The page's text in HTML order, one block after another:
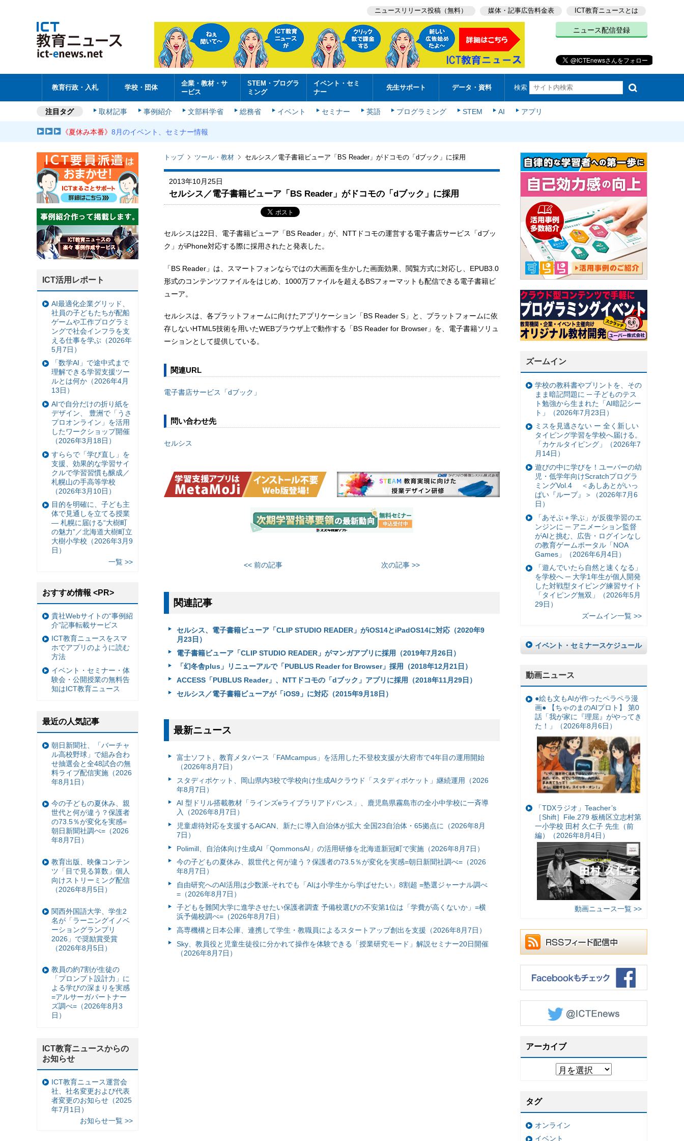
ニュースリリース投稿（無料） 媒体・記事広告料金表 ICT教育ニュースとは
ニュース配信登録
教育行政・入札 学校・団体
企業・教材・サ
ービス
STEM・プログラ
ミング
イベント・セミ
ナー
先生サポート データ・資料 検索
注目タグ 取材記事 事例紹介 文部科学省 総務省 イベント セミナー 英語 プログラミング STEM AI アプリ
《夏休み本番》8月のイベント、セミナー情報
トップ ツール・教材 セルシス／電子書籍ビューア「BS Reader」がドコモの「dブック」に採用
2013年10月25日
セルシス／電子書籍ビューア「BS Reader」がドコモの「dブック」に採用
セルシスは22日、電子書籍ビューア「BS Reader」が、NTTドコモの運営する電子書店サービス「dブッ
ク」がiPhone対応する際に採用されたと発表した。
「BS Reader」は、スマートフォンならではの大画面を生かした画面効果、閲覧方式に対応し、EPUB3.0
形式のコンテンツファイルをはじめ、1000万ファイルを超えるBSフォーマットも配信できる電子書籍ビ
ューア。
セルシスは、各プラットフォームに向けたアプリケーション「BS Reader S」と、プラットフォームに依
存しないHTML5技術を用いたWEBブラウザ上で動作する「BS Reader for Browser」を、電子書籍ソリュ
ーションとして提供している。
関連URL
電子書店サービス「dブック」
問い合わせ先
セルシス
<< 前の記事 次の記事 >>
関連記事
セルシス、電子書籍ビューア「CLIP STUDIO READER」がiOS14とiPadOS14に対応（2020年9
月23日）
電子書籍ビューア「CLIP STUDIO READER」がマンガアプリに採用（2019年7月26日）
「幻冬舎plus」リニューアルで「PUBLUS Reader for Browser」採用（2018年12月21日）
ACCESS「PUBLUS Reader」、NTTドコモの「dブック」アプリに採用（2018年11月29日）
セルシス／電子書籍ビューアが「iOS9」に対応（2015年9月18日）
最新ニュース
富⼠ソフト、教育メタバース「FAMcampus」を活用した不登校支援が大府市で4年目の運用開始
（2026年8月7日）
スタディポケット、岡山県内3校で学校向け生成AIクラウド「スタディポケット」継続運用（2026
年8月7日）
AI 型ドリル搭載教材「ラインズeライブラリアドバンス」、鹿児島県霧島市の全小中学校に一斉導
入（2026年8月7日）
児童虐待対応を支援するAiCAN、新たに導入自治体が拡大 全国23自治体・65拠点に（2026年8月
7日）
Polimill、自治体向け生成AI「QommonsAI」の活用研修を北海道新冠町で実施（2026年8月7日）
今の子どもの夏休み、親世代と何が違う？保護者の73.5％が変化を実感=朝日新聞社調べ=（2026
年8月7日）
自由研究へのAI活用は少数派-それでも「AIは小学生から学ばせたい」8割超 =塾選ジャーナル調べ
=（2026年8月7日）
子どもを難関大学に進学させたい保護者調査 予備校選びの不安第1位は「学費が高くないか」=横
浜予備校調べ=（2026年8月7日）
高専機構と日本公庫、連携して学生・教職員によるスタートアップ創出を支援（2026年8月7日）
Sky、教員役と児童生徒役に分かれて操作を体験できる「授業研究モード」解説セミナー20日開催
（2026年8月7日）
ズームイン
学校の教科書やプリントを、その
まま暗記問題に ─ 子どものテス
ト勉強から生まれた「AI暗記シー
ト」（2026年7月23日）
ミスを見逃さない ー 全く新しい
タイピング学習を学校へ届ける。
「カケルタイピング」（2026年7
月14日）
遊びの中に学びを！ユーバーの幼
児・低学年向けScratchプログラ
ミングVol.4 ＜あしあとがいっ
ぱい『ループ』＞（2026年7月6
日）
「あそぶ＋学ぶ」が反復学習のエ
ンジンに ─ アニメーション監督
がAIと挑む、広告・ログインなし
の教育ゲームポータル「NOA
Games」（2026年6月4日）
「遊んでいたら自然と速くなる」
を学校へ ─ 大学1年生が個人開発
した対戦型タイピング練習サイト
「タイピング無双」（2026年5月
29日）
ズームイン一覧 >>
イベント・セミナースケジュール
動画ニュース
●絵も文もAIが作ったペラペラ漫
画● 【ちゃのまのAIプロト】 第0
話「我が家に『理屈』がやってき
た！」（2026年8月6日）
「TDXラジオ」Teacher’s
［Shift］File.279 板橋区立志村第
一小学校 田村 久仁子 先生（前
編）（2026年8月4日）
動画ニュース一覧 >>
アーカイブ
タグ
オンライン
イベント
ICT活用レポート
AI最適化企業グリッド、
社員の子どもたちが配船
ゲームや工作プログラミ
ングで社会インフラを支
える仕事を学ぶ（2026年
5月7日）
「数学AI」で途中式まで
理解できる学習支援ツー
ルとは何か（2026年4月
13日）
AIで自分だけの折り紙を
デザイン、 豊洲で「うさ
プロオンライン」を活用
したワークショップ開催
（2026年3月18日）
すららで「学び直し」を
支援、効果的な学習サイ
クルで学習習慣も醸成／
札幌山の手高等学校
（2026年3月10日）
目的を明確に、子ども主
体で見通しを立てる授業
— 札幌に届ける“大樹町
の魅力”／北海道大樹町立
大樹小学校（2026年3月9
日）
一覧 >>
おすすめ情報 <PR>
貴社Webサイトの“事例紹
介”記事転載サービス
ICT教育ニュースをスマ
ホでアプリのように読む
方法
イベント・セミナー・体
験会・公開授業の無料告
知はICT教育ニュース
最近の人気記事
朝日新聞社、「バーチャ
ル高校野球」で組み合わ
せ抽選会と全48試合の無
料ライブ配信実施（2026
年8月1日）
今の子どもの夏休み、親
世代と何が違う？保護者
の73.5％が変化を実感=
朝日新聞社調べ=（2026
年8月7日）
教育出版、映像コンテン
ツ「目で見る算数」個人
向けストリーミング配信
（2026年8月5日）
関西外国語大学、学生2
名が「ラーニングイノベ
ーショングランプリ
2026」で奨励賞受賞
（2026年8月5日）
教員の約7割が生徒の
「プロンプト設計力」に
よる学びの深まりを実感
=アルサーガパートナー
ズ調べ=（2026年8月3
日）
ICT教育ニュースからの
お知らせ
ICT教育ニュース運営会
社、社名変更および代表
者変更のお知らせ（2025
年7月1日）
お知らせ一覧 >>